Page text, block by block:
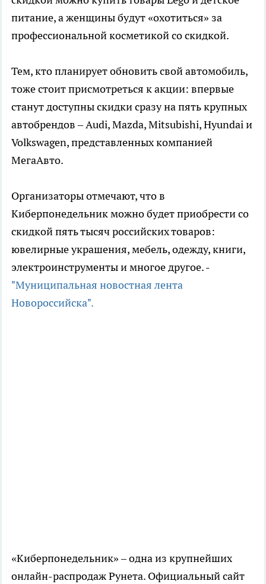
питание, а женщины будут «охотиться» за
профессиональной косметикой со скидкой.
Тем, кто планирует обновить свой автомобиль,
тоже стоит присмотреться к акции: впервые
станут доступны скидки сразу на пять крупных
автобрендов – Audi, Mazda, Mitsubishi, Hyundai и
Volkswagen, представленных компанией
МегаАвто.
Организаторы отмечают, что в
Киберпонедельник можно будет приобрести со
скидкой пять тысяч российских товаров:
ювелирные украшения, мебель, одежду, книги,
электроинструменты и многое другое. -
"Муниципальная новостная лента
Новороссийска".
«Киберпонедельник» – одна из крупнейших
онлайн-распродаж Рунета. Официальный сайт